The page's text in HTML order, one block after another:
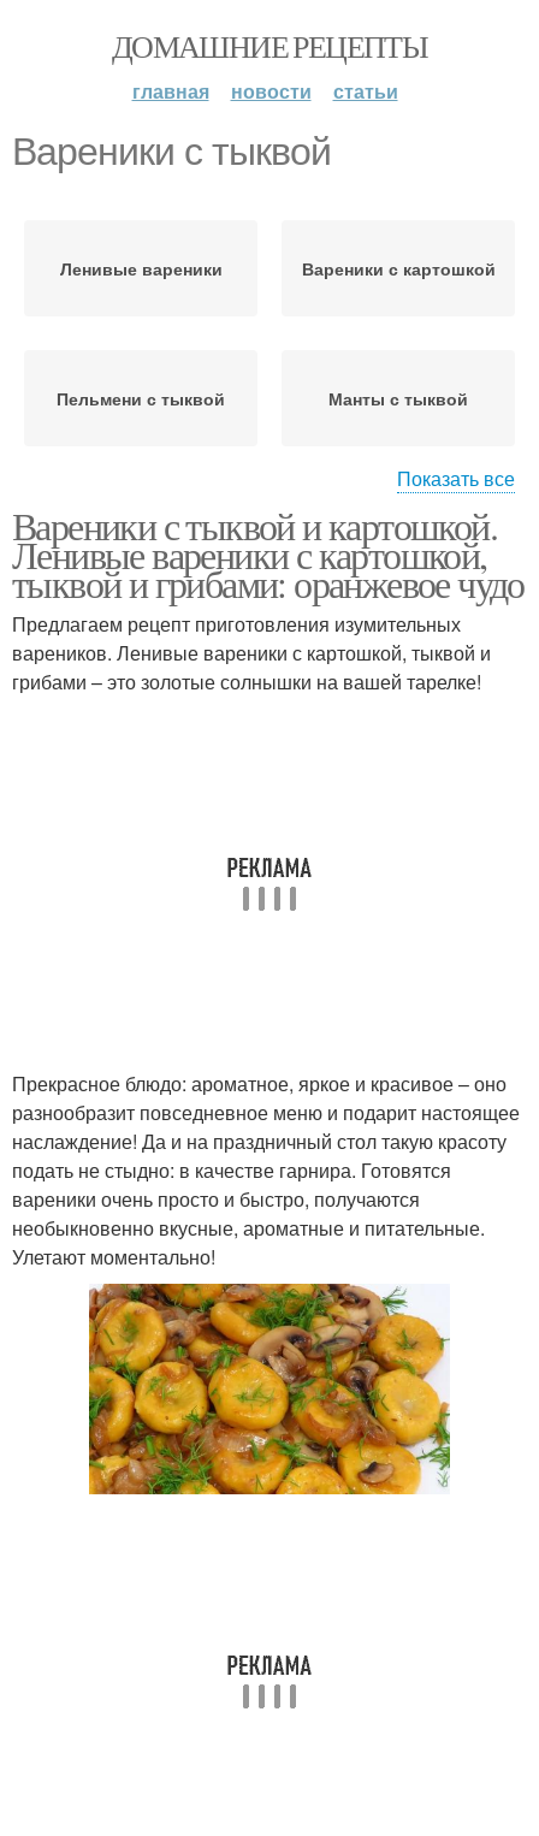
ДОМАШНИЕ РЕЦЕПТЫ
главная новости статьи
Вареники с тыквой
Ленивые вареники Вареники с картошкой
Пельмени с тыквой Манты с тыквой
Узбекские вареники Шоколадные вареники
Показать все
Вареники с тыквой и картошкой.
Ленивые вареники с картошкой,
тыквой и грибами: оранжевое чудо
Предлагаем рецепт приготовления изумительных
вареников. Ленивые вареники с картошкой, тыквой и
грибами – это золотые солнышки на вашей тарелке!
Прекрасное блюдо: ароматное, яркое и красивое – оно
разнообразит повседневное меню и подарит настоящее
наслаждение! Да и на праздничный стол такую красоту
подать не стыдно: в качестве гарнира. Готовятся
вареники очень просто и быстро, получаются
необыкновенно вкусные, ароматные и питательные.
Улетают моментально!